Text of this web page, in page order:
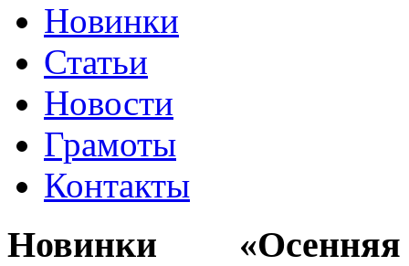
Новинки
Статьи
Новости
Грамоты
Контакты
Новинки «Осенняя